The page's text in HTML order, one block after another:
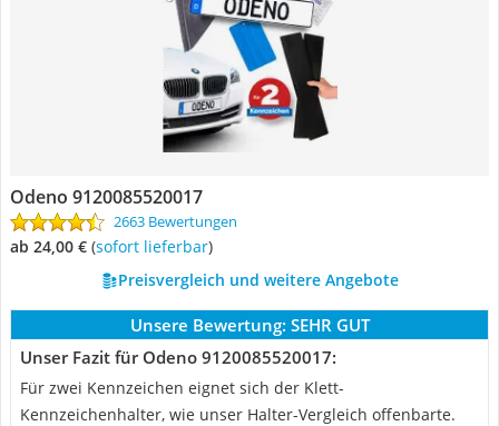
Odeno 9120085520017
2663 Bewertungen
ab 24,00 € ( Sofort lieferbar)
Preisvergleich und weitere Angebote
Unsere Bewertung: SEHR GUT
Unser Fazit für Odeno 9120085520017:
Für zwei Kennzeichen eignet sich der Klett-
Kennzeichenhalter, wie unser Halter-Vergleich offenbarte.